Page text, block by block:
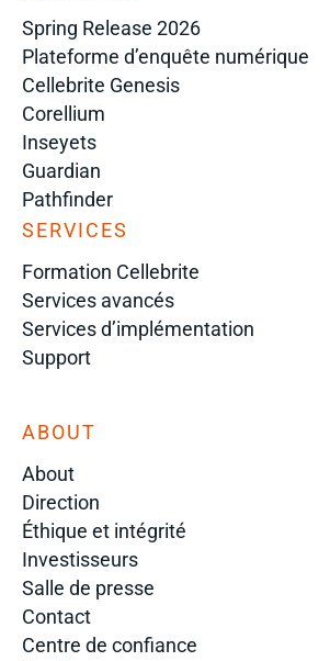
Spring Release 2026
Plateforme d’enquête numérique
Cellebrite Genesis
Corellium
Inseyets
Guardian
Pathfinder
SERVICES
Formation Cellebrite
Services avancés
Services d’implémentation
Support
ABOUT
About
Direction
Éthique et intégrité
Investisseurs
Salle de presse
Contact
Centre de confiance